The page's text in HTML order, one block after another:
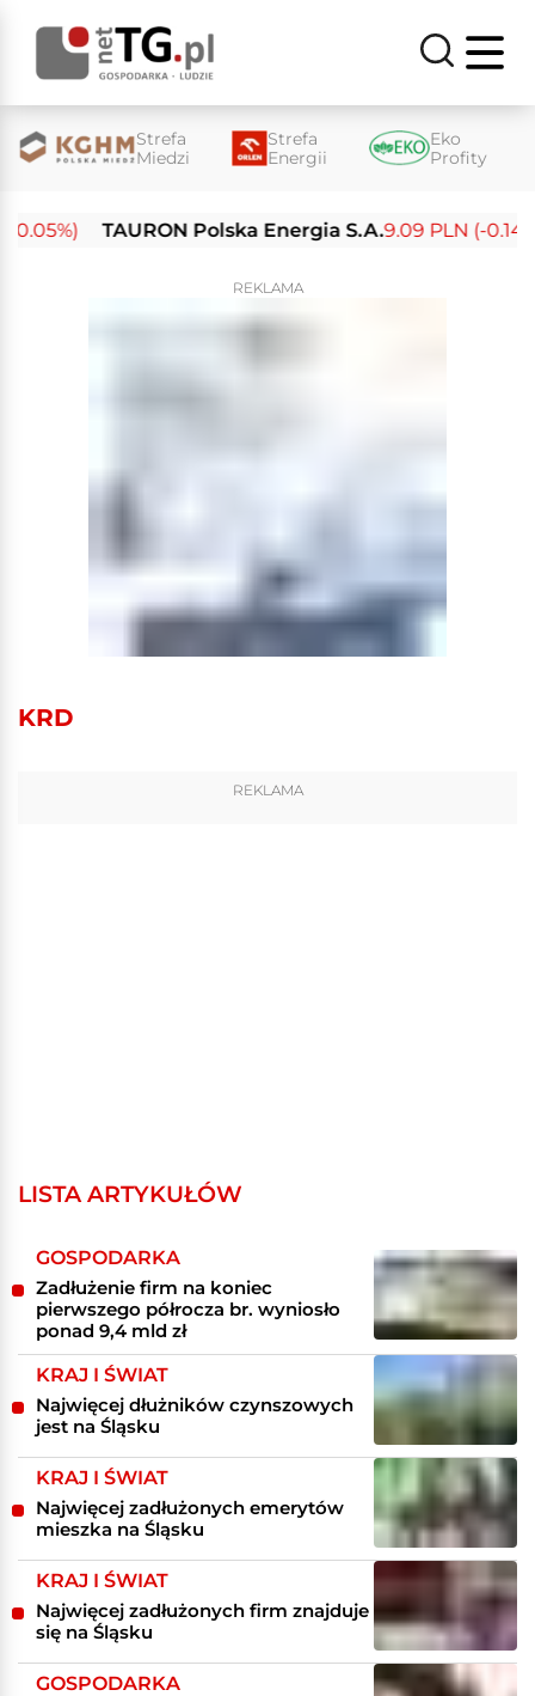
Strefa
Miedzi
Strefa
Energii
Eko
Profity
TAURON Polska Energia S.A.9.09 PLN (-0.14%)
REKLAMA
KRD
REKLAMA
LISTA ARTYKUŁÓW
GOSPODARKA
Zadłużenie firm na koniec
pierwszego półrocza br. wyniosło
ponad 9,4 mld zł
KRAJ I ŚWIAT
Najwięcej dłużników czynszowych
jest na Śląsku
KRAJ I ŚWIAT
Najwięcej zadłużonych emerytów
mieszka na Śląsku
KRAJ I ŚWIAT
Najwięcej zadłużonych firm znajduje
się na Śląsku
GOSPODARKA